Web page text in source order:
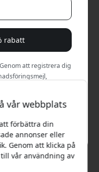
vår webbplats
förbättra din
annonser eller
Genom att klicka på
vår användning av
rabatt
att registrera dig
fullt pris.